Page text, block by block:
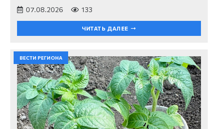
07.08.2026 133
ЧИТАТЬ ДАЛЕЕ
ВЕСТИ РЕГИОНА